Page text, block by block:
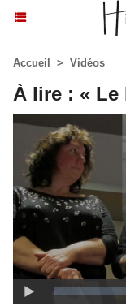
Accueil > Vidéos
À lire : « Le